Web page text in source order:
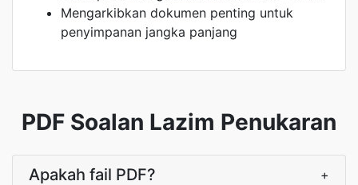
Mengarkibkan dokumen penting untuk
penyimpanan jangka panjang
PDF Soalan Lazim Penukaran
Apakah fail PDF? +